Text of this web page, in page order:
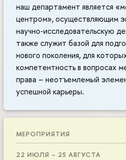
наш департамент является
центром», осуществляющим
научно-исследовательскую
также служит базой для
нового поколения, для
компетентность в вопросах
права – неотъемлемый
успешной карьеры.
МЕРОПРИЯТИЯ
22 ИЮЛЯ – 25 АВГУСТА